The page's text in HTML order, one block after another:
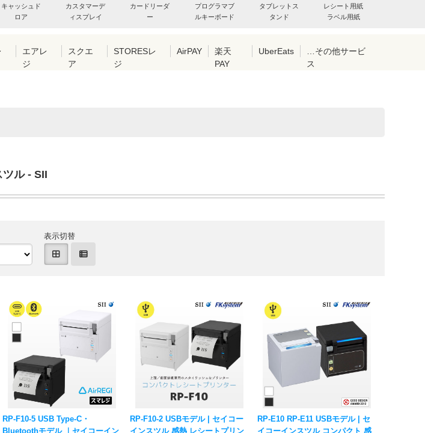
キャッシュド
ロア
カスタマーデ
ィスプレイ
カードリーダ
ー
プログラマブ
ルキーボード
タブレットス
タンド
レシート用紙
ラベル用紙
エアレ
ジ
スクエ
ア
STORESレ
ジ
AirPAY
楽天
PAY
UberEats
…その他サービ
ス
ル - SII
表示切替
RP-F10-5 USB Type-C・
Bluetoothモデル ｜セイコーイン
RP-F10-2 USBモデル | セイコー
インスツル 感熱 レシートプリン
RP-E10 RP-E11 USBモデル | セ
イコーインスツル コンパクト 感